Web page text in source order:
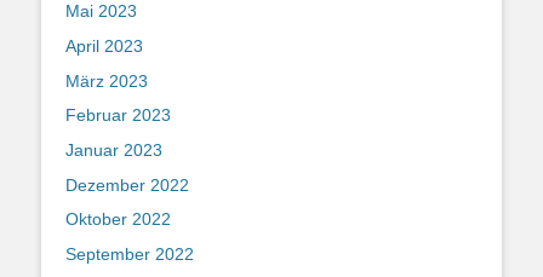
Mai 2023
April 2023
März 2023
Februar 2023
Januar 2023
Dezember 2022
Oktober 2022
September 2022